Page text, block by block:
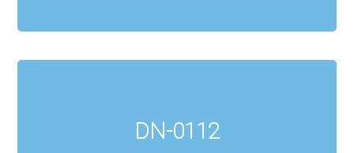
DN-0112